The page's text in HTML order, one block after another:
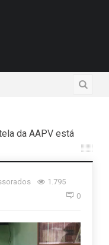
da AAPV está
1.795
0